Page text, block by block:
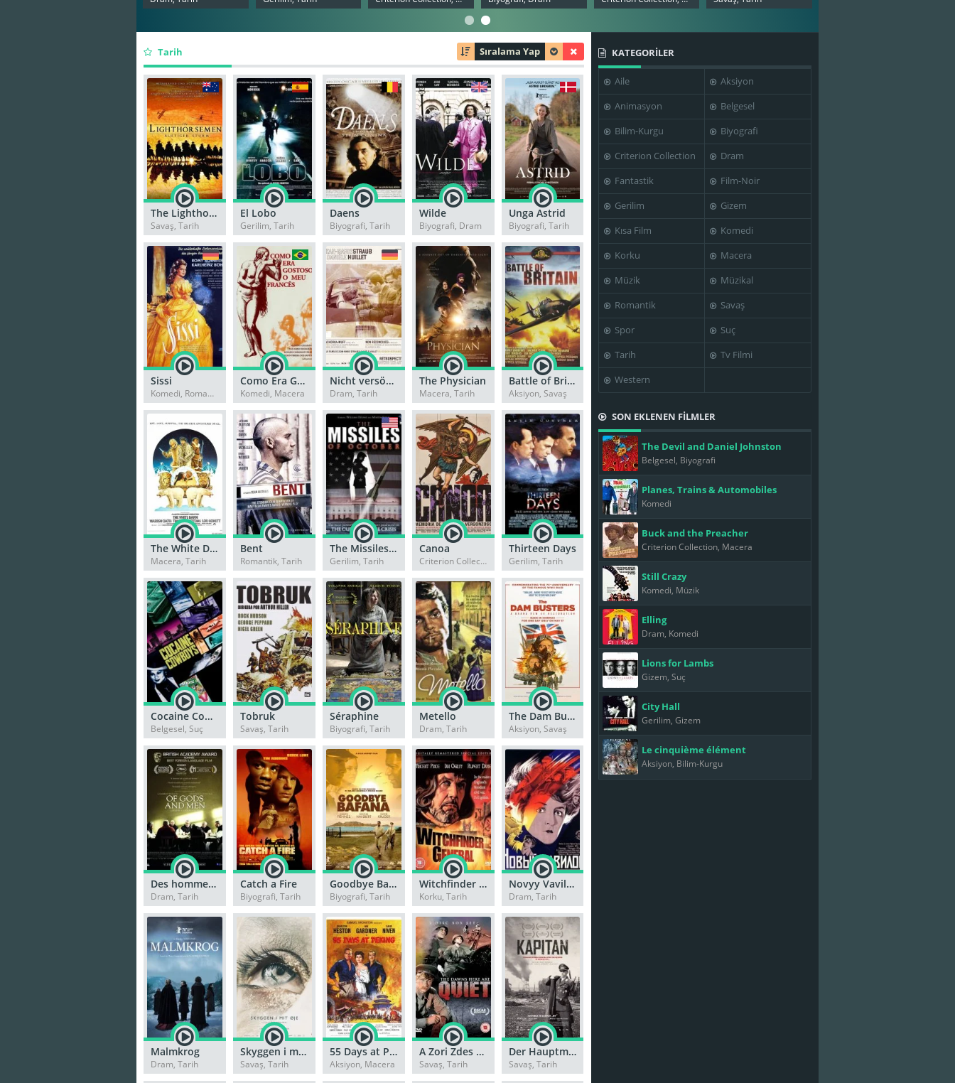
Tarih Sıralama Yap
The Lighthorsemen
Savaş, Tarih
El Lobo
Gerilim, Tarih
Daens
Biyografi, Tarih
Wilde
Biyografi, Dram
Unga Astrid
Biyografi, Tarih
Sissi
Komedi, Romantik
Como Era Gostoso o Meu Francês
Komedi, Macera
Nicht versöhnt oder Es hilft nur Gewalt, wo Gewalt herrscht
Dram, Tarih
The Physician
Macera, Tarih
Battle of Britain
Aksiyon, Savaş
The White Dawn
Macera, Tarih
Bent
Romantik, Tarih
The Missiles of October
Gerilim, Tarih
Canoa
Criterion Collection, Gerilim
Thirteen Days
Gerilim, Tarih
Cocaine Cowboys
Belgesel, Suç
Tobruk
Savaş, Tarih
Séraphine
Biyografi, Tarih
Metello
Dram, Tarih
The Dam Busters
Aksiyon, Savaş
Des hommes et des dieux
Dram, Tarih
Catch a Fire
Biyografi, Tarih
Goodbye Bafana
Biyografi, Tarih
Witchfinder General
Korku, Tarih
Novyy Vavilon
Dram, Tarih
Malmkrog
Dram, Tarih
Skyggen i mit øje
Savaş, Tarih
55 Days at Peking
Aksiyon, Macera
A Zori Zdes Tikhie
Savaş, Tarih
Der Hauptmann
Savaş, Tarih
KATEGORİLER
Aile
Aksiyon
Animasyon
Belgesel
Bilim-Kurgu
Biyografi
Criterion Collection
Dram
Fantastik
Film-Noir
Gerilim
Gizem
Kısa Film
Komedi
Korku
Macera
Müzik
Müzikal
Romantik
Savaş
Spor
Suç
Tarih
Tv Filmi
Western
SON EKLENEN FİLMLER
The Devil and Daniel Johnston
Belgesel, Biyografi
Planes, Trains & Automobiles
Komedi
Buck and the Preacher
Criterion Collection, Macera
Still Crazy
Komedi, Müzik
Elling
Dram, Komedi
Lions for Lambs
Gizem, Suç
City Hall
Gerilim, Gizem
Le cinquième élément
Aksiyon, Bilim-Kurgu